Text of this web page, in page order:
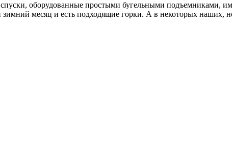
оборудованные простыми бугельными подъемниками,
зимний месяц и есть подходящие горки. А в некоторых